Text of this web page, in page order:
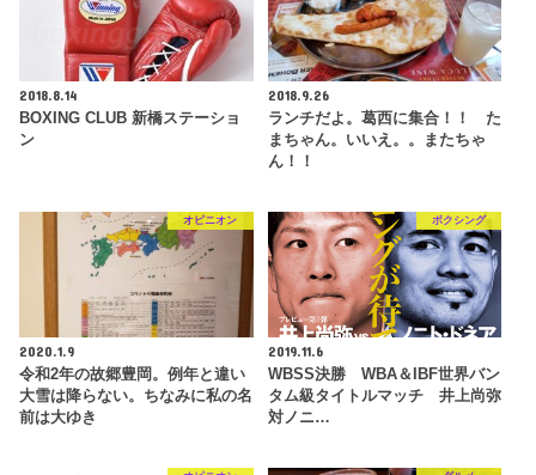
2018.8.14
BOXING CLUB 新橋ステーショ
ン
2018.9.26
ランチだよ。葛西に集合！！ た
まちゃん。いいえ。。またちゃ
ん！！
オピニオン
2020.1.9
令和2年の故郷豊岡。例年と違い
大雪は降らない。ちなみに私の名
前は大ゆき
ボクシング
2019.11.6
WBSS決勝 WBA＆IBF世界バン
タム級タイトルマッチ 井上尚弥
対ノニ…